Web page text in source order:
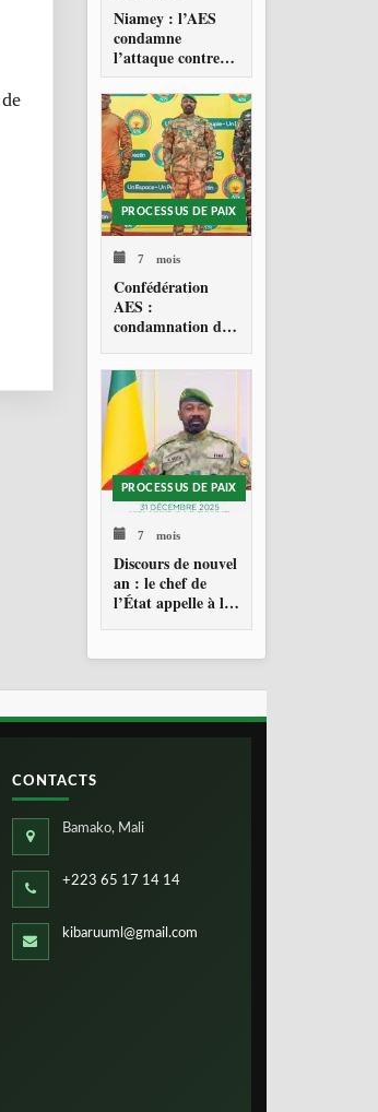
Niamey : l’AES
condamne
l’attaque contre
l’aéroport Diori
Hamani
PROCESSUS DE PAIX
7 mois
Confédération
AES :
condamnation de
américaine au
Venezuela
PROCESSUS DE PAIX
7 mois
Discours de nouvel
an : le chef de
l’État appelle à la
CONTACTS
Bamako, Mali
+223 65 17 14 14
kibaruuml@gmail.com